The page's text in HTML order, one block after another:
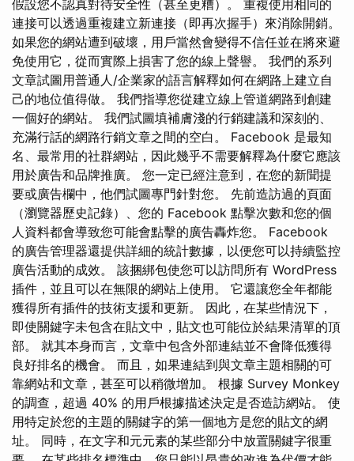
假設您不認真對待安全性（甚至更糟）。 重複使用相同的
連接可以透過重複建立新連接（即再次握手）來消除開銷。
如果您的網站遭到破壞，用戶當然會變得不信任並在將來避
免使用它，從而實際上損害了您的線上聲譽。 我們的系列
文章試圖用普通人/企業家的語言解釋如何在網路上建立自
己的地位值得做。 我們指導您從建立線上管道網路到創建
一個好的網站。 我們試圖填補膚淺的行銷建議和深刻的、
充滿行話的網路行銷文章之間的空白。 Facebook 是最知
名、最常用的社群網站，因此幾乎不需要解釋為什麼它應該
用於廣告和品牌推廣。 您一定已經注意到，在您的新聞提
要或廣告欄中，他們試圖專門針對您。 先前造訪過的頁面
（瀏覽器歷史記錄）、您的 Facebook 點擊次數和您的個
人資料都會導致您可能會點擊的廣告轟炸您。 Facebook
的廣告管理器還提供詳細的統計數據，以便您可以持續監控
廣告活動的成效。 該捆綁包使您可以訪問所有 WordPress
插件，並且可以在無限的網站上使用。 它還讓您全年都能
獲得所有插件的技術支援和更新。 因此，在某些情況下，
即使關鍵字未包含在貼文中，貼文也可能位於結果清單的頂
部。 就其本身而言，文章中包含外部連結並不會降低獲得
良好排名的機會。 而且，如果連結到與文章主題相關的可
靠網站和文章，甚至可以稍微增加。 根據 Survey Monkey
的調查，超過 40% 的用戶根據描述決定是否造訪網站。 使
用特定於您的主題的關鍵字的第一個地方是您的貼文的網
址。 同時，在文字和元元素的某些部分中放置關鍵字很重